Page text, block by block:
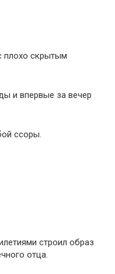
плохо скрытым
и впервые за вечер
ссоры.
строил образ
отца.